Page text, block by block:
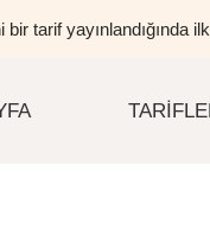
bir tarif yayınlandığında